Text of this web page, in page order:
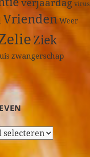
virus
Vrienden Weer
Ziek
zwangerschap